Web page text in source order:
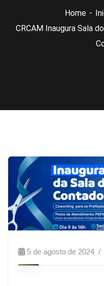
Home
CRCAM Inaugura Sala
5 de agosto de 2024